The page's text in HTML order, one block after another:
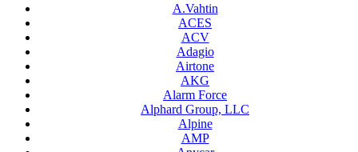
A.Vahtin
ACES
ACV
Adagio
Airtone
AKG
Alarm Force
Alphard Group, LLC
Alpine
AMP